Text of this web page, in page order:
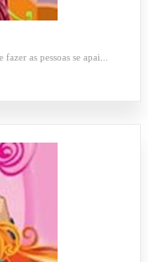
as pessoas se apai...